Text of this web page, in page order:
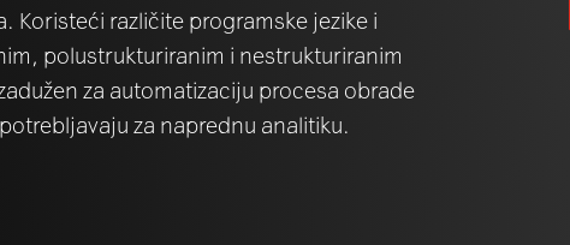
Koristeći različite programske jezike i
polustrukturiranim i nestrukturiranim
za automatizaciju procesa obrade
za naprednu analitiku.